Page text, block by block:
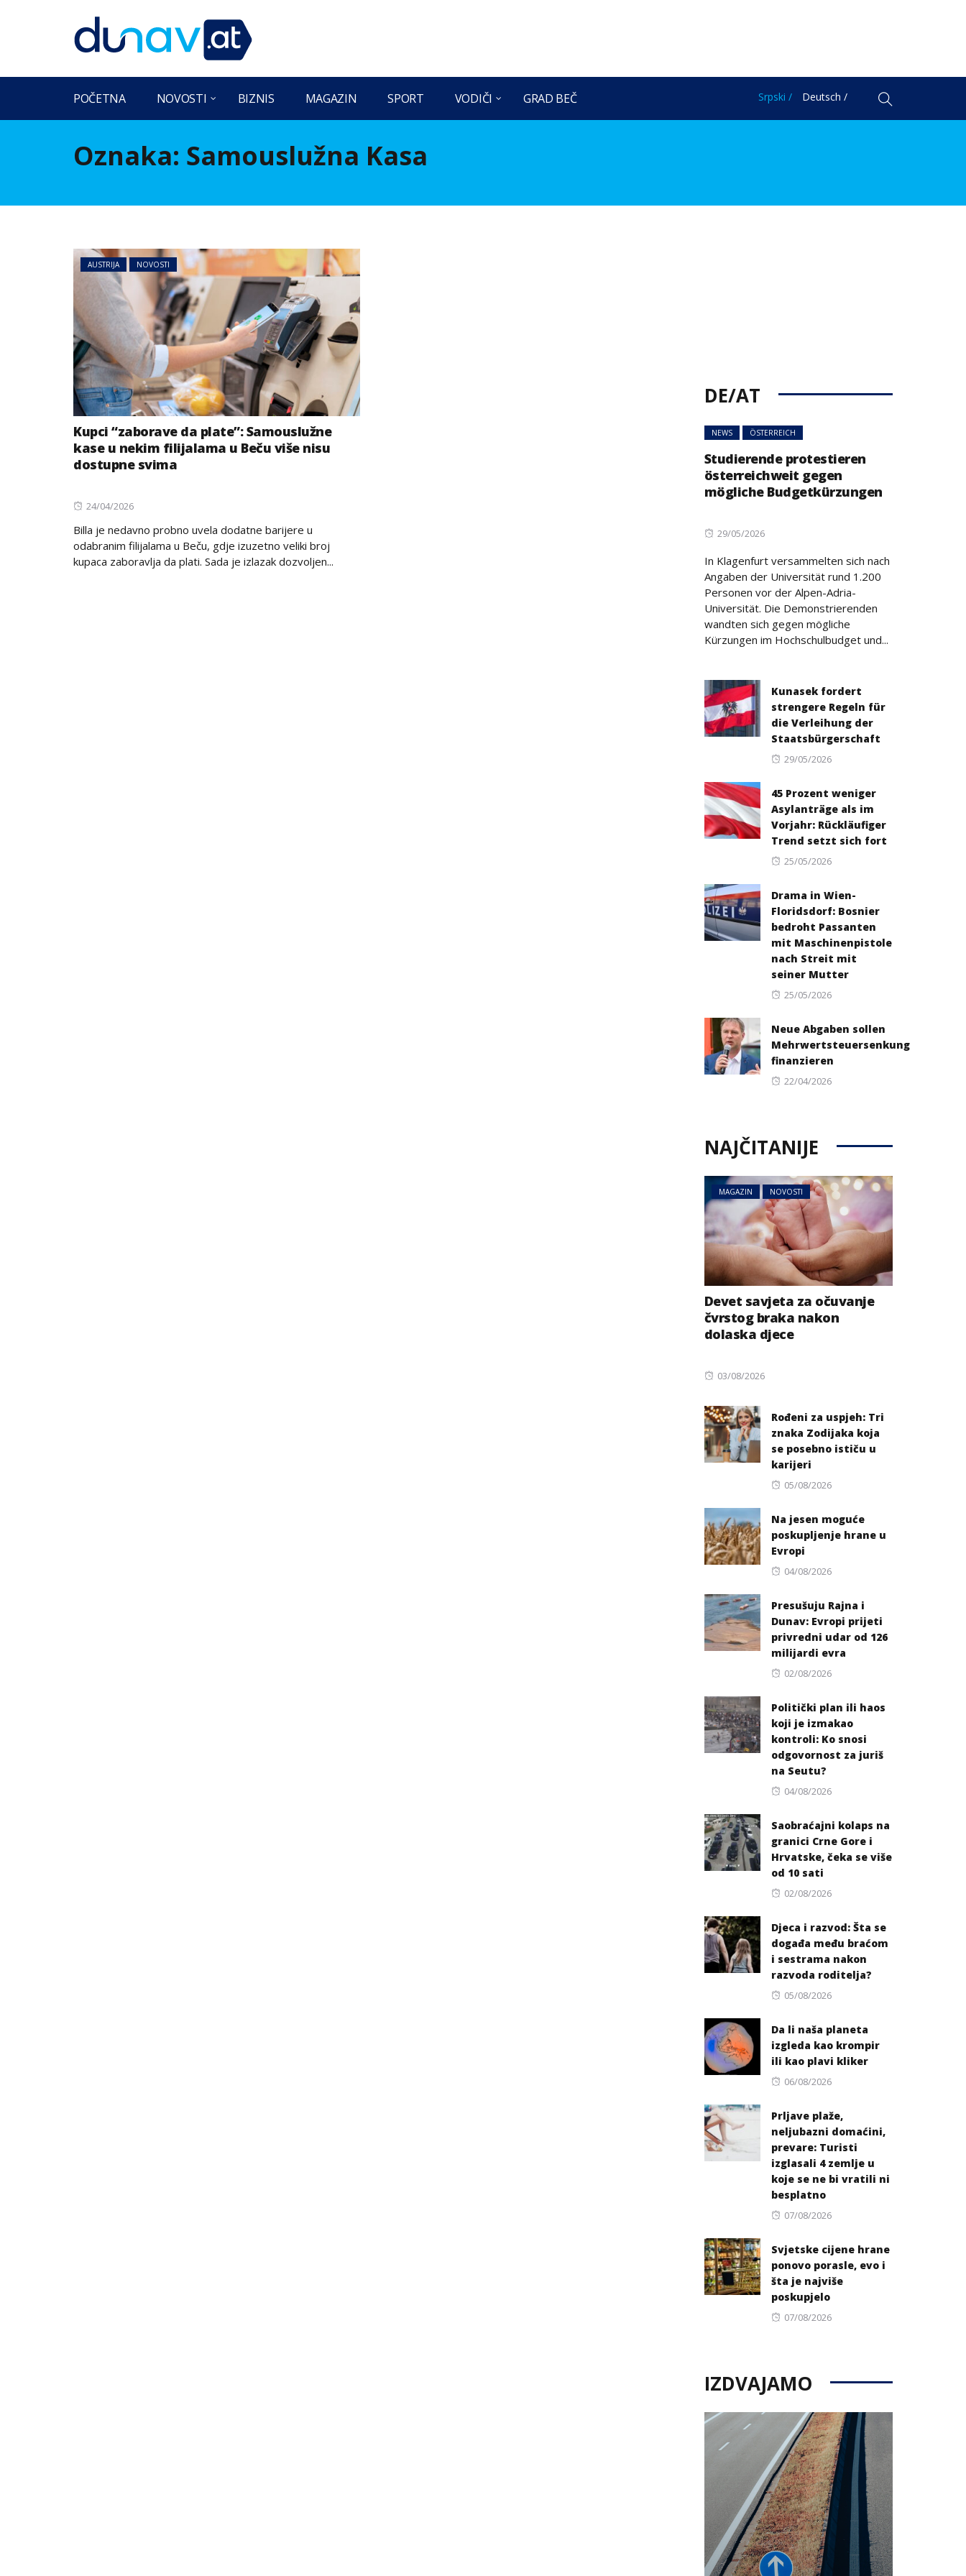
POČETNA NOVOSTI BIZNIS MAGAZIN SPORT VODIČI GRAD BEČ Srpski / Deutsch /
Oznaka: Samouslužna Kasa
AUSTRIJA NOVOSTI
Kupci “zaborave da plate”: Samouslužne
kase u nekim filijalama u Beču više nisu
dostupne svima
Posted
24/04/2026
Billa je nedavno probno uvela dodatne barijere u
odabranim filijalama u Beču, gdje izuzetno veliki broj
kupaca zaboravlja da plati. Sada je izlazak dozvoljen...
DE/AT
NEWS ÖSTERREICH
Studierende protestieren
österreichweit gegen
mögliche Budgetkürzungen
Posted
29/05/2026
In Klagenfurt versammelten sich nach
Angaben der Universität rund 1.200
Personen vor der Alpen-Adria-
Universität. Die Demonstrierenden
wandten sich gegen mögliche
Kürzungen im Hochschulbudget und...
Kunasek fordert
strengere Regeln für
die Verleihung der
Staatsbürgerschaft
Posted
29/05/2026
45 Prozent weniger
Asylanträge als im
Vorjahr: Rückläufiger
Trend setzt sich fort
Posted
25/05/2026
Drama in Wien-
Floridsdorf: Bosnier
bedroht Passanten
mit Maschinenpistole
nach Streit mit
seiner Mutter
Posted
25/05/2026
Neue Abgaben sollen
Mehrwertsteuersenkung
finanzieren
Posted
22/04/2026
NAJČITANIJE
MAGAZIN NOVOSTI
Devet savjeta za očuvanje
čvrstog braka nakon
dolaska djece
Posted
03/08/2026
Rođeni za uspjeh: Tri
znaka Zodijaka koja
se posebno ističu u
karijeri
Posted
05/08/2026
Na jesen moguće
poskupljenje hrane u
Evropi
Posted
04/08/2026
Presušuju Rajna i
Dunav: Evropi prijeti
privredni udar od 126
milijardi evra
Posted
02/08/2026
Politički plan ili haos
koji je izmakao
kontroli: Ko snosi
odgovornost za juriš
na Seutu?
Posted
04/08/2026
Saobraćajni kolaps na
granici Crne Gore i
Hrvatske, čeka se više
od 10 sati
Posted
02/08/2026
Djeca i razvod: Šta se
događa među braćom
i sestrama nakon
razvoda roditelja?
Posted
05/08/2026
Da li naša planeta
izgleda kao krompir
ili kao plavi kliker
Posted
06/08/2026
Prljave plaže,
neljubazni domaćini,
prevare: Turisti
izglasali 4 zemlje u
koje se ne bi vratili ni
besplatno
Posted
07/08/2026
Svjetske cijene hrane
ponovo porasle, evo i
šta je najviše
poskupjelo
Posted
07/08/2026
IZDVAJAMO